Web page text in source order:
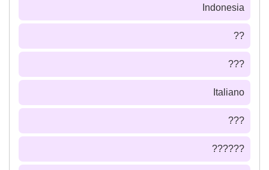
Indonesia
??
???
Italiano
???
??????